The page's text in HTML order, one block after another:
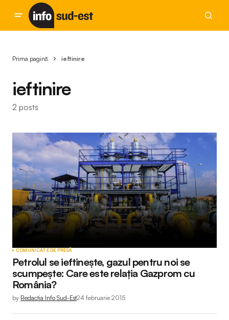
Prima pagină ieftinire
ieftinire
2 posts
COMUNICATE DE PRESĂ
Petrolul se ieftineşte, gazul pentru noi se
scumpeşte: Care este relația Gazprom cu
România?
by Redactia Info Sud-Est24 februarie 2015